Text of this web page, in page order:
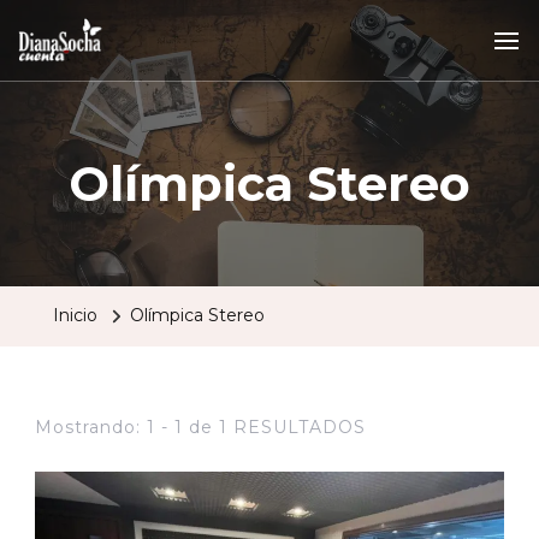
Olímpica Stereo
Inicio Olímpica Stereo
Mostrando: 1 - 1 de 1 RESULTADOS